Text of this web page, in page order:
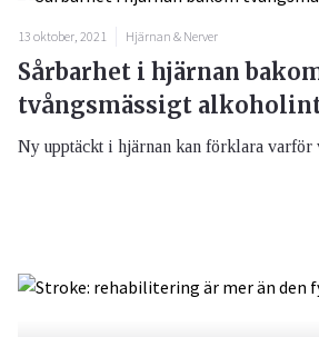
13 oktober, 2021 Hjärnan & Nerver
Sårbarhet i hjärnan
tvångsmässigt
Ny upptäckt i hjärnan kan förklara varför